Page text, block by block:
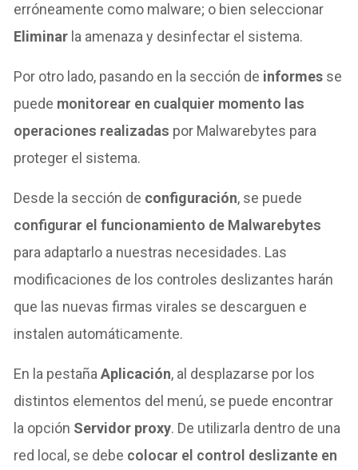
erróneamente como malware; o bien seleccionar
Eliminar la amenaza y desinfectar el sistema.
Por otro lado, pasando en la sección de informes se
puede monitorear en cualquier momento las
operaciones realizadas por Malwarebytes para
proteger el sistema.
Desde la sección de configuración, se puede
configurar el funcionamiento de Malwarebytes
para adaptarlo a nuestras necesidades. Las
modificaciones de los controles deslizantes harán
que las nuevas firmas virales se descarguen e
instalen automáticamente.
En la pestañaAplicación, al desplazarse por los
distintos elementos del menú, se puede encontrar
la opción Servidor proxy. De utilizarla dentro de una
red local, se debe colocar el control deslizante en